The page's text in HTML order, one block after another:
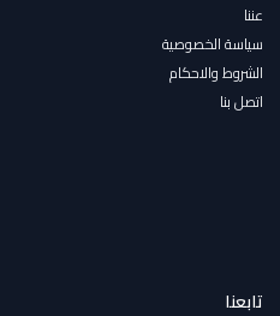
عننا
سياسة الخصوصية
الشروط والاحكام
اتصل بنا
تابعنا